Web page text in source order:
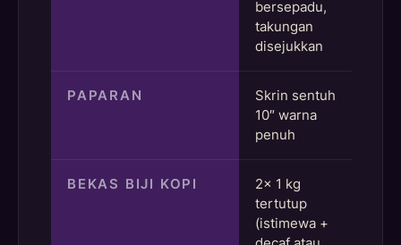
bersepadu,
takungan
disejukkan
PAPARAN
Skrin sentuh
10″ warna
penuh
BEKAS BIJI KOPI
2× 1 kg
tertutup
(istimewa +